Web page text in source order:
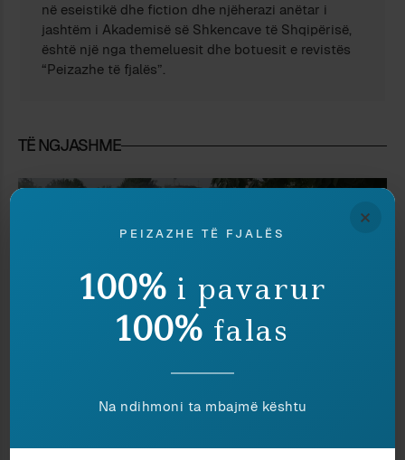
në eseistikë dhe fiction dhe njëherazi anëtar i
jashtëm i Akademisë së Shkencave të Shqipërisë,
është një nga themeluesit dhe botuesit e revistës
“Peizazhe të fjalës”.
TË NGJASHME
×
PEIZAZHE TË FJALËS
100% i pavarur
100% falas
Na ndihmoni ta mbajmë kështu